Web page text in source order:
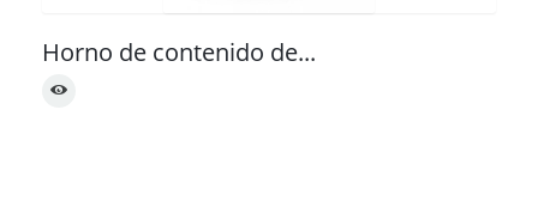
Horno de contenido de...